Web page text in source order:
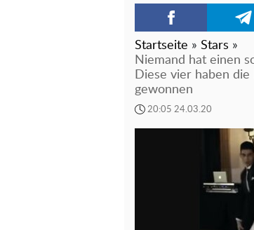
Startseite » Stars »
Niemand hat einen
Diese vier haben
gewonnen
20:05 24.03.20